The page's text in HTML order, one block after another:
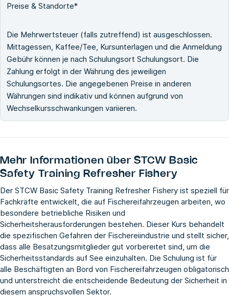
Preise & Standorte*
Die Mehrwertsteuer (falls zutreffend) ist ausgeschlossen.
Mittagessen, Kaffee/Tee, Kursunterlagen und die Anmeldung
Gebühr können je nach Schulungsort Schulungsort. Die
Zahlung erfolgt in der Währung des jeweiligen
Schulungsortes. Die angegebenen Preise in anderen
Währungen sind indikativ und können aufgrund von
Wechselkursschwankungen variieren.
Mehr Informationen überSTCW Basic
Safety Training Refresher Fishery
Der STCW Basic Safety Training Refresher Fishery ist speziell für
Fachkräfte entwickelt, die auf Fischereifahrzeugen arbeiten, wo
besondere betriebliche Risiken und
Sicherheitsherausforderungen bestehen. Dieser Kurs behandelt
die spezifischen Gefahren der Fischereiindustrie und stellt sicher,
dass alle Besatzungsmitglieder gut vorbereitet sind, um die
Sicherheitsstandards auf See einzuhalten. Die Schulung ist für
alle Beschäftigten an Bord von Fischereifahrzeugen obligatorisch
und unterstreicht die entscheidende Bedeutung der Sicherheit in
diesem anspruchsvollen Sektor.